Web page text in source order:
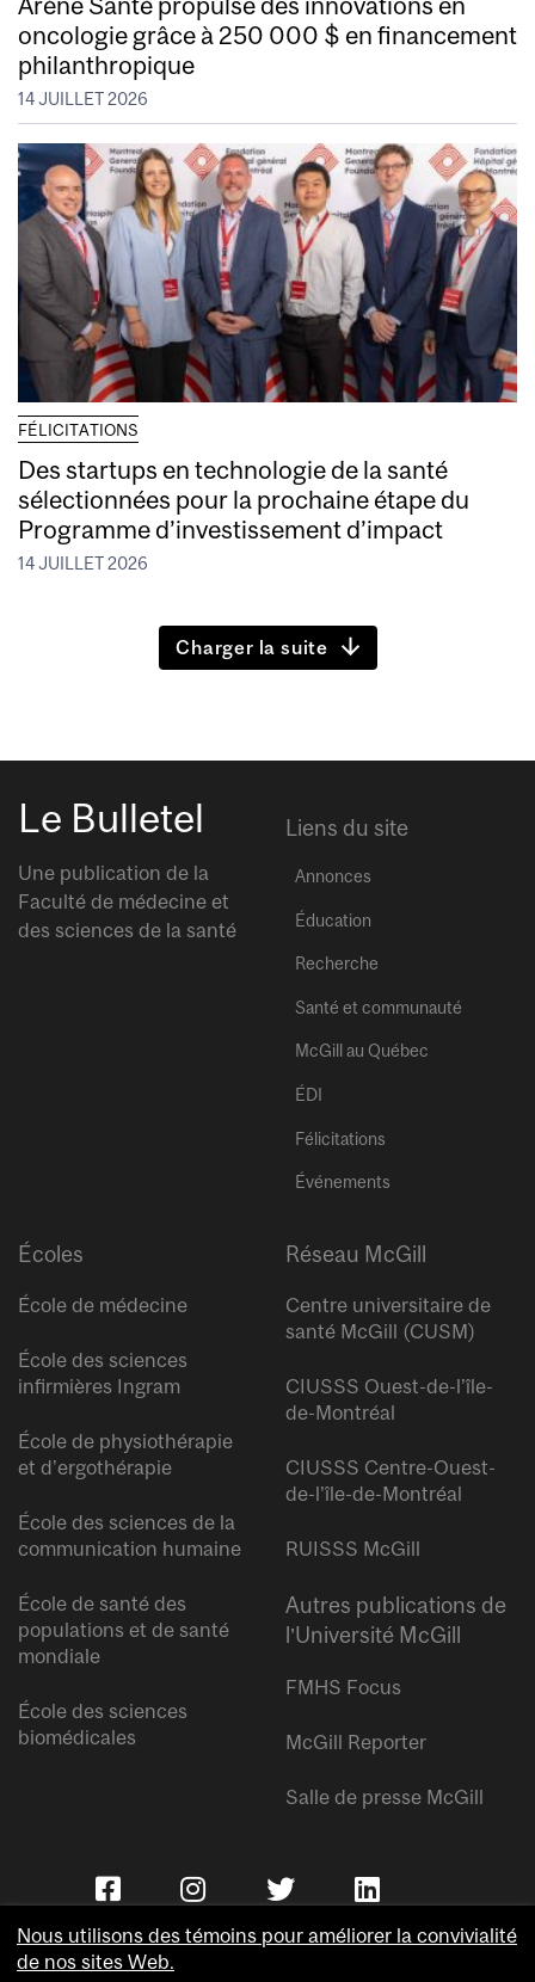
oncologie grâce à 250 000 $ en financement
philanthropique
14 JUILLET 2026
FÉLICITATIONS
Des startups en technologie de la santé
sélectionnées pour la prochaine étape du
Programme d’investissement d’impact
14 JUILLET 2026
Charger la suite
Le Bulletel
Une publication de la
Faculté de médecine et
des sciences de la santé
Liens du site
Annonces
Éducation
Recherche
Santé et communauté
McGill au Québec
ÉDI
Félicitations
Événements
Écoles
École de médecine
École des sciences
infirmières Ingram
École de physiothérapie
et d’ergothérapie
École des sciences de la
communication humaine
École de santé des
populations et de santé
mondiale
École des sciences
biomédicales
Réseau McGill
Centre universitaire de
santé McGill (CUSM)
CIUSSS Ouest-de-l’île-
de-Montréal
CIUSSS Centre-Ouest-
de-l’île-de-Montréal
RUISSS McGill
Autres publications de
l’Université McGill
FMHS Focus
McGill Reporter
Salle de presse McGill
Nous utilisons des témoins pour améliorer la convivialité
de nos sites Web.